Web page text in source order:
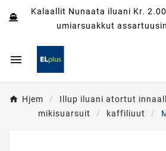
Kalaallit Nunaata iluani Kr.
umiarsuakkut

Hjem Illup iluani atortut
mikisuarsuit
kaffiliuut